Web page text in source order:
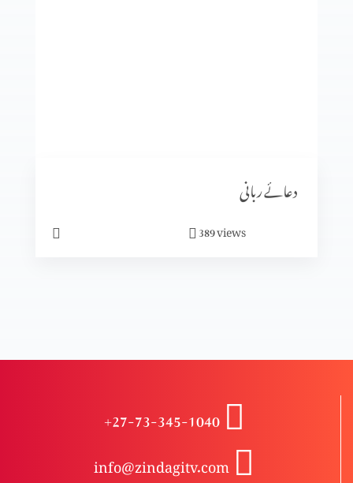
کرسمس کیوں ہے؟
تجسم المسیح (حصہ 1)
دعائے ربانی
389views
+27-73-345-1040
info@zindagitv.com